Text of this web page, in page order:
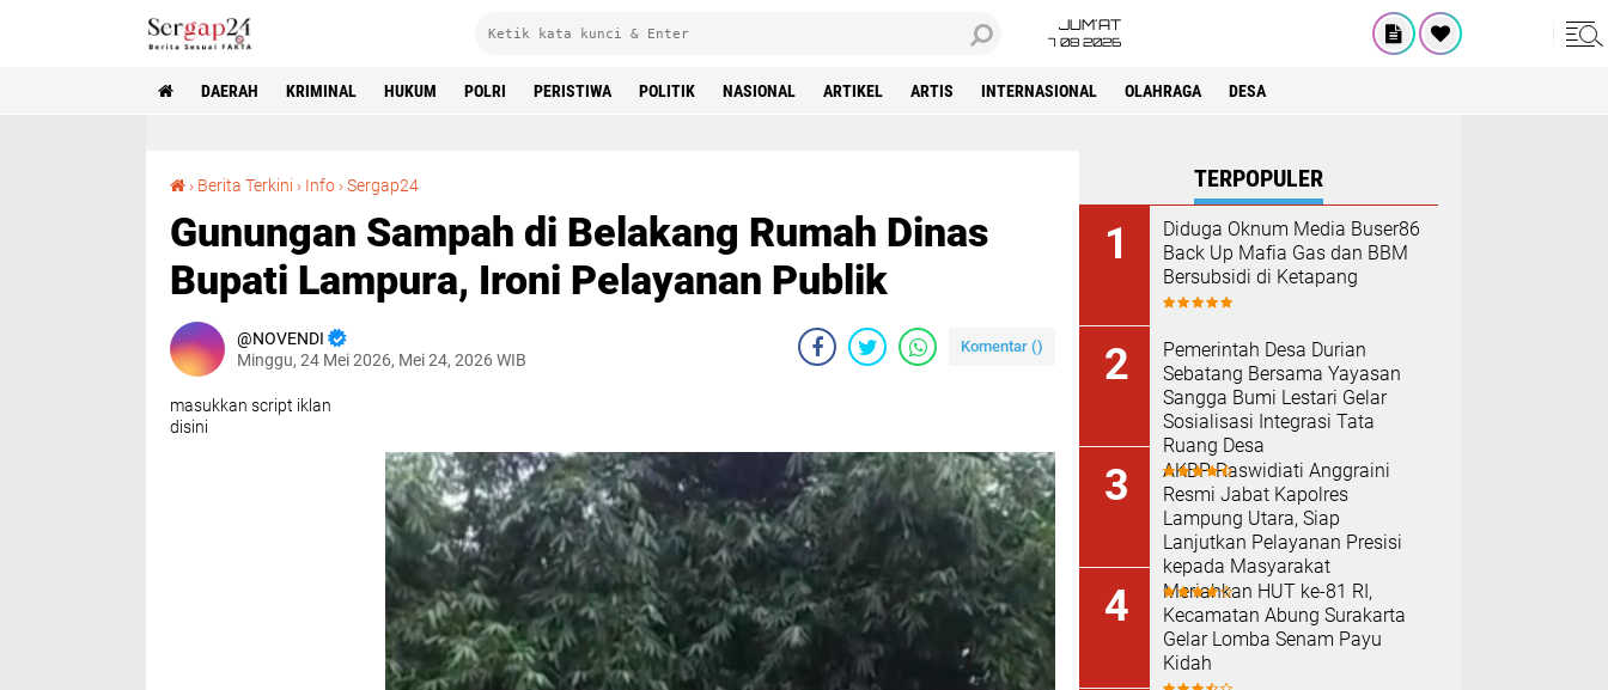
JUM'AT
7 08 2026
DAERAH KRIMINAL HUKUM POLRI PERISTIWA POLITIK NASIONAL ARTIKEL ARTIS INTERNASIONAL OLAHRAGA DESA
› Berita Terkini › Info ›Sergap24
Gunungan Sampah di Belakang Rumah Dinas
Bupati Lampura, Ironi Pelayanan Publik
NOVENDI
Minggu, 24 Mei 2026, Mei 24, 2026 WIB
Komentar ()
masukkan script iklan
disini
TERPOPULER
Diduga Oknum Media Buser86
Back Up Mafia Gas dan BBM
Bersubsidi di Ketapang
Pemerintah Desa Durian
Sebatang Bersama Yayasan
Sangga Bumi Lestari Gelar
Sosialisasi Integrasi Tata
Ruang Desa
AKBP Raswidiati Anggraini
Resmi Jabat Kapolres
Lampung Utara, Siap
Lanjutkan Pelayanan Presisi
kepada Masyarakat
Meriahkan HUT ke-81 RI,
Kecamatan Abung Surakarta
Gelar Lomba Senam Payu
Kidah